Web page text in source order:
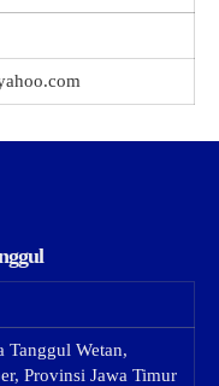
Tanggul Wetan,
Provinsi Jawa Timur